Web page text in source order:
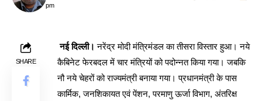
pm
SHARE
नई दिल्ली। नरेंद्र मोदी मंत्रिमंडल का तीसरा विस्तार हुआ। नये
कैबिनेट फेरबदल में चार मंत्रियों को पदोन्नत किया गया। जबकि
नौ नये चेहरों को राज्यमंत्री बनाया गया।प्रधानमंत्री के पास
कार्मिक, जनशिकायत एवं पेंशन, परमाणु ऊर्जा विभाग, अंतरिक्ष